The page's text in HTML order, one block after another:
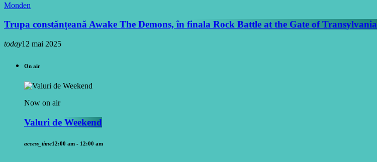
Monden
Trupa constănțeană Awake The Demons, în finala Rock Battle at the Gate of Transylvania
today12 mai 2025
On air
Now on air
Valuri de Weekend
access_time12:00 am - 12:00 am